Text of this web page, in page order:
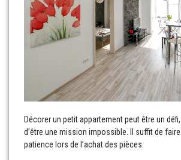
Décorer un petit appartement peut être un
d’être une mission impossible. Il suffit de
patience lors de l’achat des pièces.